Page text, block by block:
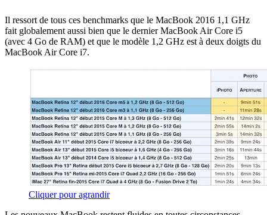
Il ressort de tous ces benchmarks que le MacBook 2016 1,1 GHz
fait globalement aussi bien que le dernier MacBook Air Core i5
(avec 4 Go de RAM) et que le modèle 1,2 GHz est à deux doigts du
MacBook Air Core i7.
Cliquer pour agrandir